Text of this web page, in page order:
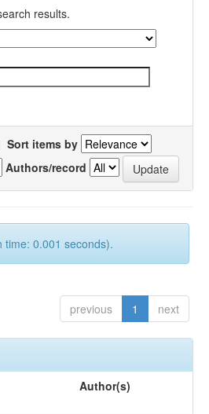
results.
Sort items by
Authors/record
time: 0.001 seconds).
previous 1 next
Author(s)